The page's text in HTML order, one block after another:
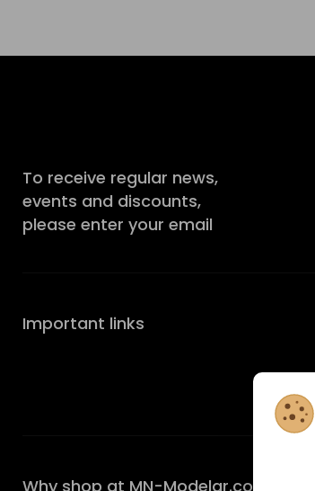
To receive regular news,
events and discounts,
please enter your email
Important links
Why shop at MN-Modelar.com